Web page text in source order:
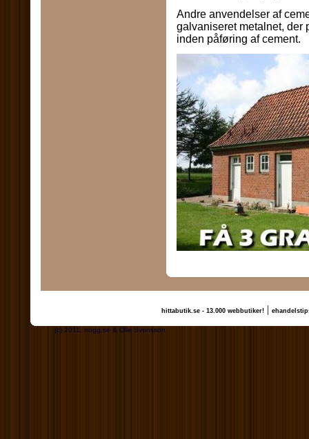
Andre anvendelser af
galvaniseret metalnet,
inden påføring af cement.
hittabutik.se - 13.000 webbutiker!|
(c) 2011, nogg.se & Olle Svensson